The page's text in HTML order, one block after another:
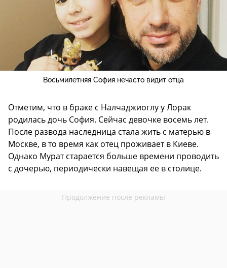
Восьмилетняя София нечасто видит отца
Отметим, что в браке с Налчаджиоглу у Лорак
родилась дочь София. Сейчас девочке восемь лет.
После развода наследница стала жить с матерью в
Москве, в то время как отец проживает в Киеве.
Однако Мурат старается больше времени проводить
с дочерью, периодически навещая ее в столице.